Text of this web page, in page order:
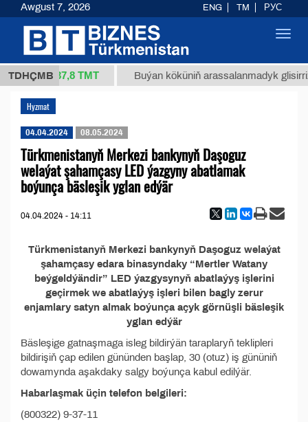
TDHÇMB
1 (kg.) 37,8 ТМТ Buýan köküniň arassalanmadyk
Hyzmat
04.04.2024 08.05.2024
Türkmenistanyň Merkezi bankynyň Daşoguz
welaýat şahamçasy LED ýazgyny abatlamak
boýunça bäsleşik yglan edýär
04.04.2024 - 14:11
Türkmenistanyň Merkezi bankynyň Daşoguz welaýat
şahamçasy edara binasyndaky “Mertler Watany
beýgeldýändir” LED ýazgysynyň abatlaýyş işlerini
geçirmek we abatlaýyş işleri bilen bagly zerur
enjamlary satyn almak boýunça açyk görnüşli bäsleşik
yglan edýär
Bäsleşige gatnaşmaga isleg bildirýän taraplaryň teklipleri
bildirişiň çap edilen gününden başlap, 30 (otuz) iş gününiň
dowamynda aşakdaky salgy boýunça kabul edilýär.
Habarlaşmak üçin telefon belgileri:
(800322) 9-37-11
Awgust 7, 2026 ENG TM РУС